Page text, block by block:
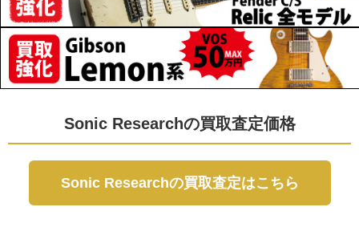
Sonic Researchの買取査定価格
Sonic Researchの買取査定はこちら